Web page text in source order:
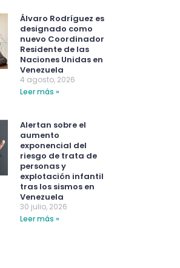
Álvaro Rodríguez es
designado como
nuevo Coordinador
Residente de las
Naciones Unidas en
Venezuela
4 agosto, 2026
Leer más »
Alertan sobre el
aumento
exponencial del
riesgo de trata de
personas y
explotación infantil
tras los sismos en
Venezuela
30 julio, 2026
Leer más »